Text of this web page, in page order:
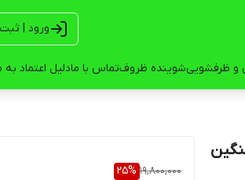
ورود |
و ظرفشوییشوینده ظروفتماس با مادلیل اعتماد به
19,800,000
25%